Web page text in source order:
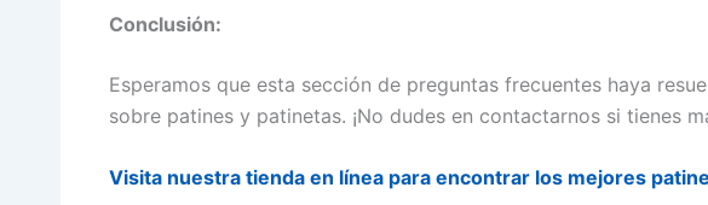
Conclusión:
Esperamos que esta sección de preguntas frecuentes haya
sobre patines y patinetas. ¡No dudes en contactarnos si tienes
Visita nuestra tienda en línea para encontrar los mejores